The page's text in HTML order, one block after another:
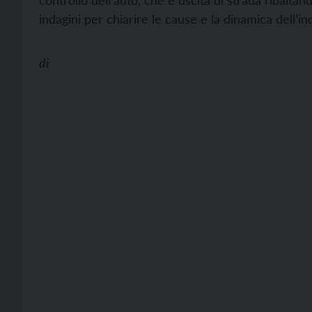
indagini per chiarire le cause e la dinamica
di